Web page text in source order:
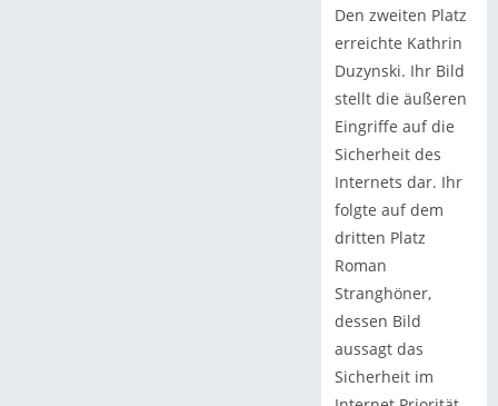
Den zweiten Platz
erreichte Kathrin
Duzynski. Ihr Bild
stellt die äußeren
Eingriffe auf die
Sicherheit des
Internets dar. Ihr
folgte auf dem
dritten Platz
Roman
Stranghöner,
dessen Bild
aussagt das
Sicherheit im